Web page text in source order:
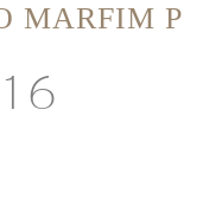
MARFIM P